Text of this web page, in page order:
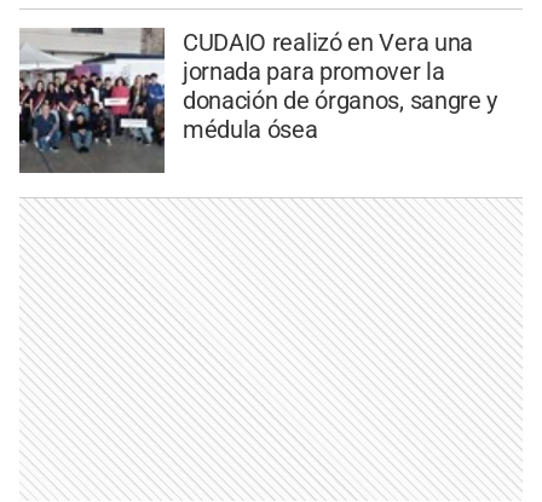
CUDAIO realizó en Vera una
jornada para promover la
donación de órganos, sangre y
médula ósea